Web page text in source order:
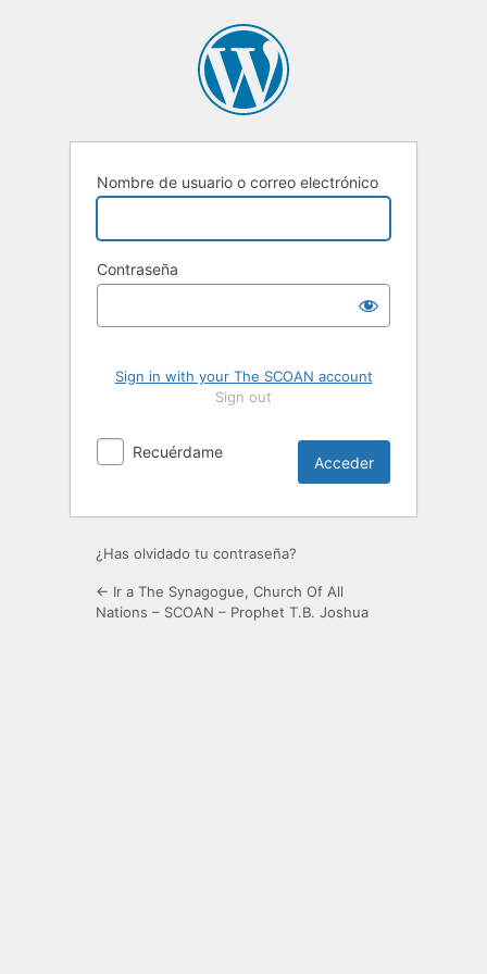
Nombre de usuario o correo electrónico
Contraseña
Sign in with your The SCOAN account
Sign out
Recuérdame
¿Has olvidado tu contraseña?
← Ir a The Synagogue, Church Of All
Nations – SCOAN – Prophet T.B. Joshua